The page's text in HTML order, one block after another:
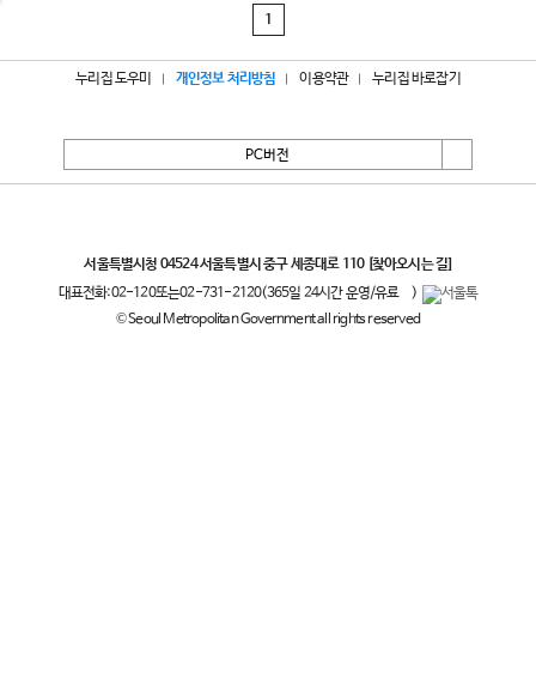
1
누리집 도우미 개인정보 처리방침 이용약관 누리집 바로잡기
PC버전
서울특별시청 04524 서울특별시 중구 세종대로 110 [찾아오시는 길]
대표전화:02-120또는02-731-2120(365일 24시간 운영/유료
)
© Seoul Metropolitan Government all rights reserved